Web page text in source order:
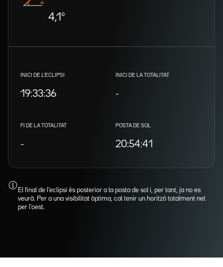
4,1º
INICI DE L'ECLIPSI
19:33:36
INICI DE LA TOTALITAT
-
FI DE LA TOTALITAT
-
POSTA DE SOL
20:54:41
El final de l'eclipsi és posterior a la posta de sol i, per tant, ja no es
veurà. Per a una visibilitat òptima, cal tenir un horitzó totalment net
per l'oest.